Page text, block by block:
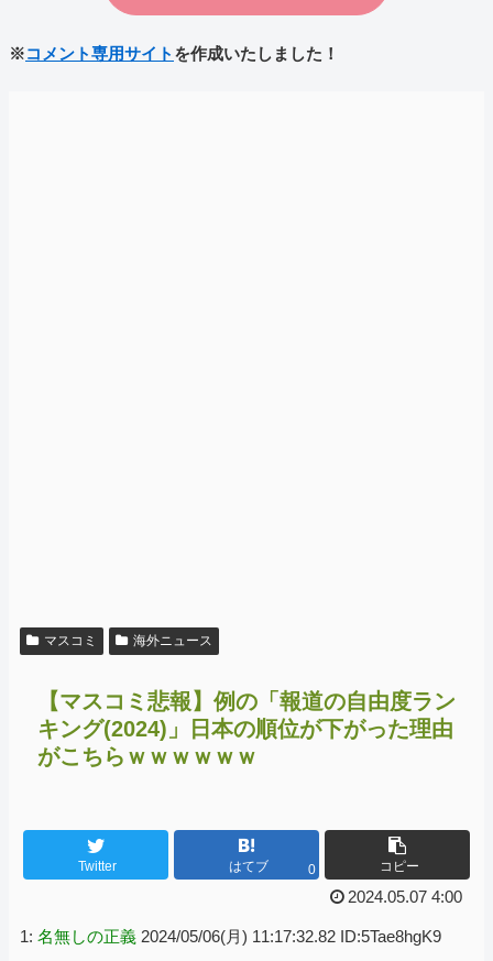
※コメント専用サイト を作成いたしました！
マスコミ 海外ニュース
【マスコミ悲報】例の「報道の自由度ラン
キング(2024)」日本の順位が下がった理由
がこちらｗｗｗｗｗｗ
Twitter はてブ 0 コピー
2024.05.07 4:00
1: 名無しの正義 2024/05/06(月) 11:17:32.82 ID:5Tae8hgK9